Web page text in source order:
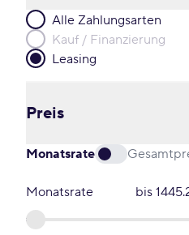
Alle Zahlungsarten
Kauf / Finanzierung
Leasing
Preis
Monatsrate
Monatsrate bis